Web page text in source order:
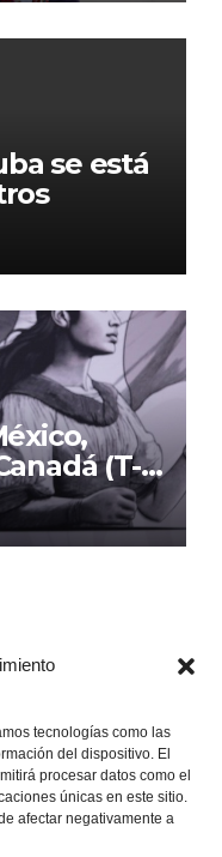
tecnologías como las
del dispositivo. El
procesar datos como el
únicas en este sitio.
afectar negativamente a
se está
(T-
hasta el